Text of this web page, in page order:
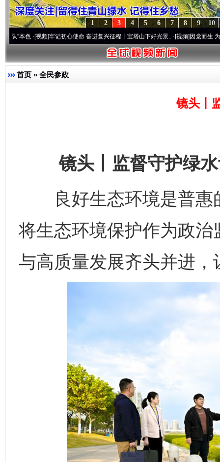
10
9
8
7
6
5
4
3
2
1
牢记初心使命 奋进复兴征程丨宝塔山下好光景..·[视频]因党而生 为党而战——百
首页 » 全民参政
镜头丨
镜头丨监督守护绿水
良好生态环境是普惠
将生态环境保护作为政
与高质量发展齐头并进